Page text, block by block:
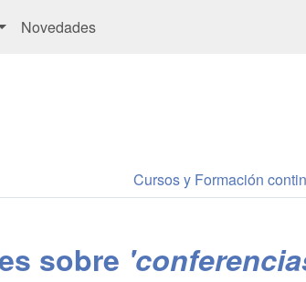
Novedades
Cursos y Formación
sobre